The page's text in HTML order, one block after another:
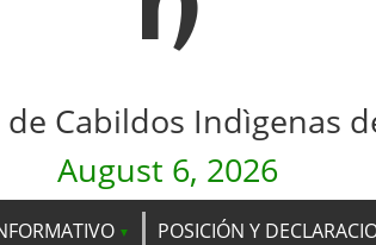
Cabildos Indìgenas
August 6, 2026
POSICIÓN Y